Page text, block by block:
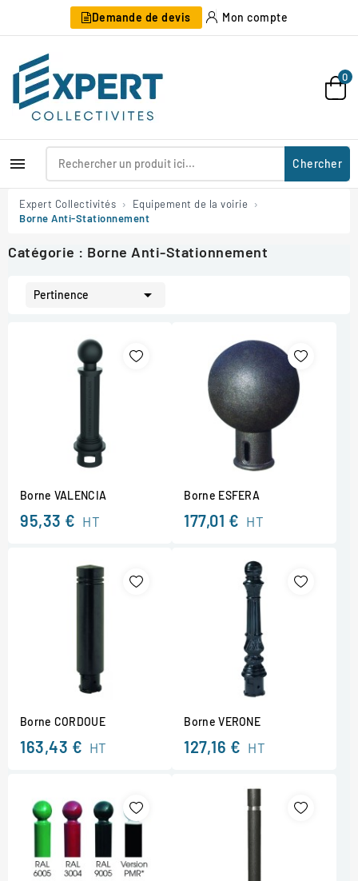
Demande de devis Mon compte
0
 Chercher
Expert Collectivités
Equipement de la voirie
Borne Anti-Stationnement
Catégorie : Borne Anti-Stationnement
Pertinence 
Borne VALENCIA
95,33 € HT
Borne ESFERA
177,01 € HT
Borne CORDOUE
163,43 € HT
Borne VERONE
127,16 € HT